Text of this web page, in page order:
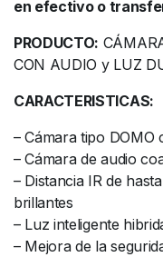
en efectivo o
PRODUCTO:
CON AUDIO y LUZ
CARACTERISTICAS:
– Cámara tipo DOMO
– Cámara de audio
– Distancia IR de
brillantes
– Luz inteligente
– Mejora de la